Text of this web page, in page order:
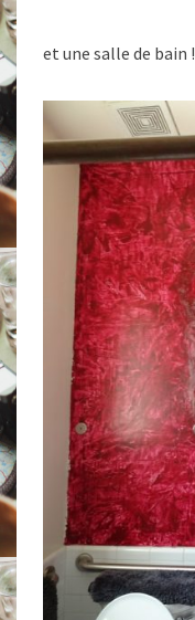
et une salle de bain !